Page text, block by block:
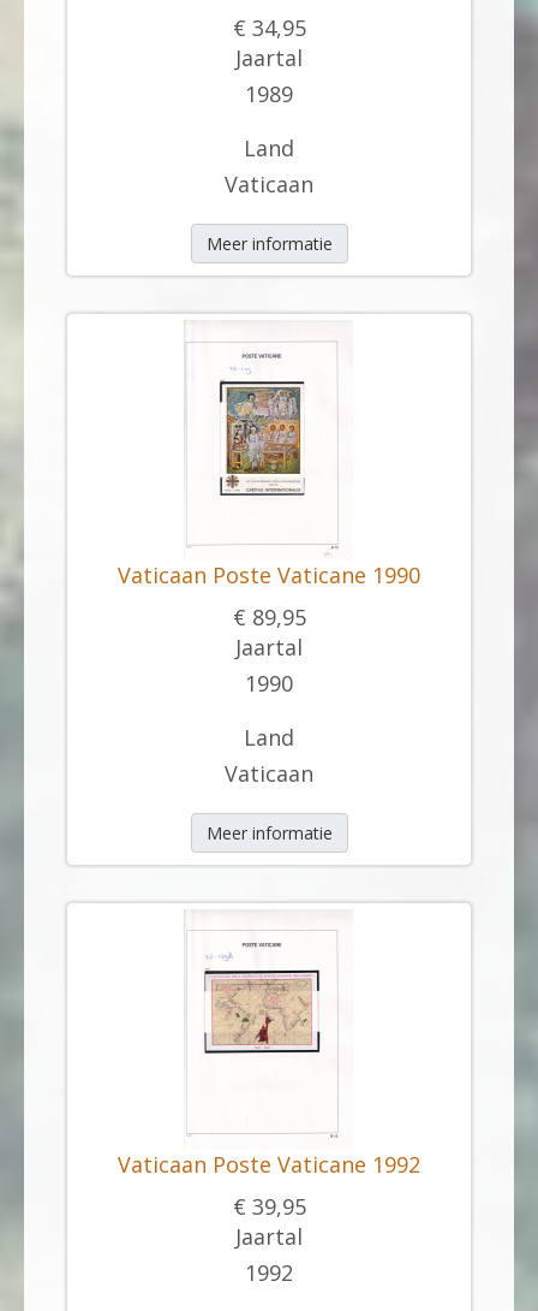
€ 34,95
Jaartal
1989
Land
Vaticaan
Meer informatie
Vaticaan Poste Vaticane 1990
€ 89,95
Jaartal
1990
Land
Vaticaan
Meer informatie
Vaticaan Poste Vaticane 1992
€ 39,95
Jaartal
1992